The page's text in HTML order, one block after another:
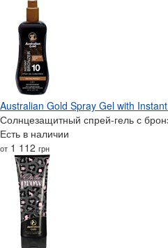
Australian Gold Spray Gel with
Солнцезащитный спрей-гель с
Есть в наличии
от 1 112 грн